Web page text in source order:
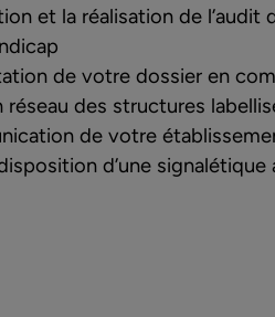
et la réalisation de
de votre dossier en
réseau des structures
de votre
d’une